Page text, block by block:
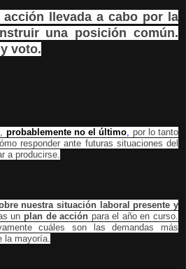
acción llevada a cabo por la
una posición común.
voto.
probablemente no el último, por lo tanto
responder ante futuras situaciones del
a producirse.
nuestra situación laboral presente y
un plan de acción para el año en curso.
cuáles son las demandas más
la mayoría.